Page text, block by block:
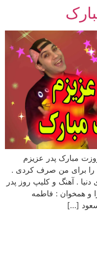
مبارک پدر عزیزم
را برای من صرف کردی .
. آهنگ و کلیپ روز پدر
سرا و همخوان : فاطمه
[…]